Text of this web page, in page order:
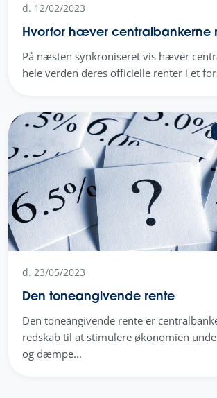
d. 12/02/2023
Hvorfor hæver centralbankerne
På næsten synkroniseret vis hæver
hele verden deres officielle renter i et
d. 23/05/2023
Den toneangivende rente
Den toneangivende rente er
redskab til at stimulere økonomien
og dæmpe...